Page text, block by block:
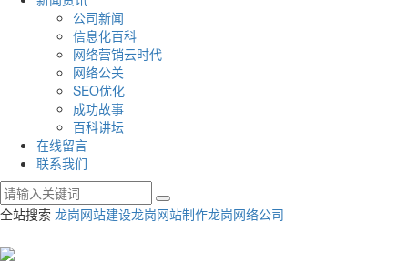
公司新闻
信息化百科
网络营销云时代
网络公关
SEO优化
成功故事
百科讲坛
在线留言
联系我们
全站搜索 龙岗网站建设龙岗网站制作龙岗网络公司